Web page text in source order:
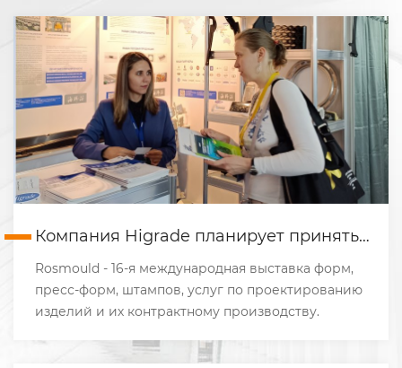
Компания Higrade планирует принять
участие в выставке Rosmould | Rosplast
2022
Rosmould - 16-я международная выставка форм,
пресс-форм, штампов, услуг по проектированию
изделий и их контрактному производству.